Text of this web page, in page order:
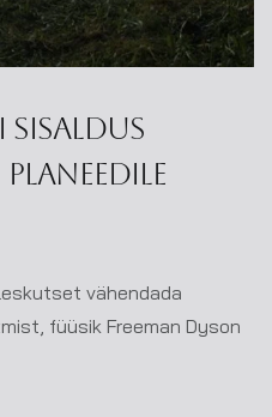
sisaldus
vähendada
füüsik Freeman Dyson